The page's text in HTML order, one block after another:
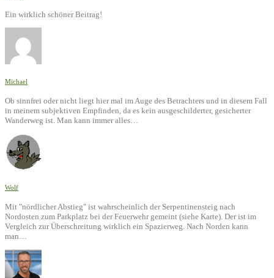
Ein wirklich schöner Beitrag!
Michael
Ob sinnfrei oder nicht liegt hier mal im Auge des Betrachters und in diesem Fall
in meinem subjektiven Empfinden, da es kein ausgeschilderter, gesicherter
Wanderweg ist. Man kann immer alles…
Wolf
Mit "nördlicher Abstieg" ist wahrscheinlich der Serpentinensteig nach
Nordosten zum Parkplatz bei der Feuerwehr gemeint (siehe Karte). Der ist im
Vergleich zur Überschreitung wirklich ein Spazierweg. Nach Norden kann
man…